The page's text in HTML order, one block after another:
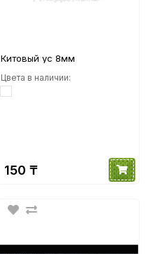
Китовый ус 8мм
Цвета в наличии:
150 ₸